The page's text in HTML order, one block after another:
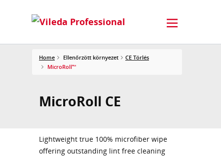
Home Ellenőrzött környezet
CE Törlés
MicroRoll™
MicroRoll CE
Lightweight true 100% microfiber wipe
offering outstanding lint free cleaning